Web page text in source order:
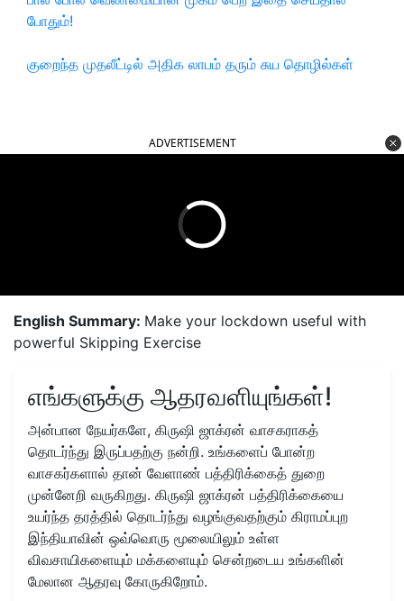
போதும்!
குறைந்த முதலீட்டில் அதிக லாபம் தரும் சுய தொழில்கள்
ADVERTISEMENT
English Summary: Make your lockdown useful with
powerful Skipping Exercise
எங்களுக்கு ஆதரவளியுங்கள்!
அன்பான நேயர்களே, கிருஷி ஜாக்ரன் வாசகராகத்
தொடர்ந்து இருப்பதற்கு நன்றி. உங்களைப் போன்ற
வாசகர்களால் தான் வேளாண் பத்திரிக்கைத் துறை
முன்னேறி வருகிறது. கிருஷி ஜாக்ரன் பத்திரிக்கையை
உயர்ந்த தரத்தில் தொடர்ந்து வழங்குவதற்கும் கிராமப்புற
இந்தியாவின் ஒவ்வொரு மூலையிலும் உள்ள
விவசாயிகளையும் மக்களையும் சென்றடைய உங்களின்
மேலான ஆதரவு கோருகிறோம்.